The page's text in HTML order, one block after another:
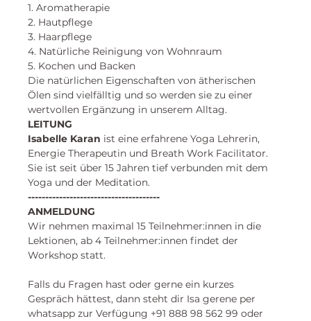
1. Aromatherapie
2. Hautpflege
3. Haarpflege
4. Natürliche Reinigung von Wohnraum
5. Kochen und Backen
Die natürlichen Eigenschaften von ätherischen
Ölen sind vielfälltig und so werden sie zu einer
wertvollen Ergänzung in unserem Alltag.
LEITUNG
Isabelle Karan ist eine erfahrene Yoga Lehrerin,
Energie Therapeutin und Breath Work Facilitator.
Sie ist seit über 15 Jahren tief verbunden mit dem
Yoga und der Meditation.
--------------------------------------
ANMELDUNG
Wir nehmen maximal 15 Teilnehmer:innen in die
Lektionen, ab 4 Teilnehmer:innen findet der
Workshop statt.
Falls du Fragen hast oder gerne ein kurzes
Gespräch hättest, dann steht dir Isa gerene per
whatsapp zur Verfügung +91 888 98 562 99 oder